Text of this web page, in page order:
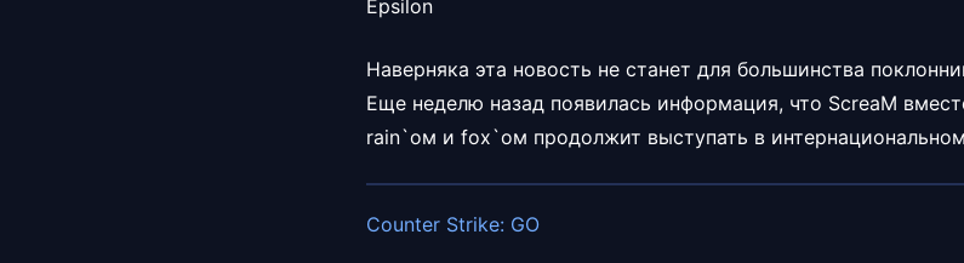
Epsilon
Наверняка эта новость не станет для большинства
Еще неделю назад появилась информация, что ScreaM
rain`ом и fox`ом продолжит выступать в интернациональном
Counter Strike: GO